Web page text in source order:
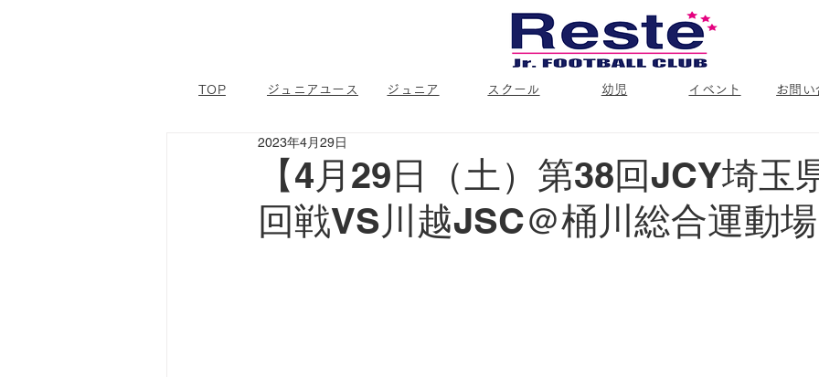
TOP ジュニアユース ジュニア スクール 幼児 イベント お問い
【4月29日（土）第38回JCY埼玉
回戦VS川越JSC＠桶川総合運動
2023年4月29日